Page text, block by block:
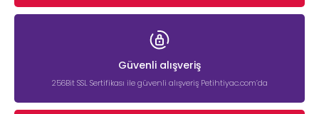
Güvenli alışveriş
256Bit SSL Sertifikası ile güvenli alışveriş Petihtiyac.com’da